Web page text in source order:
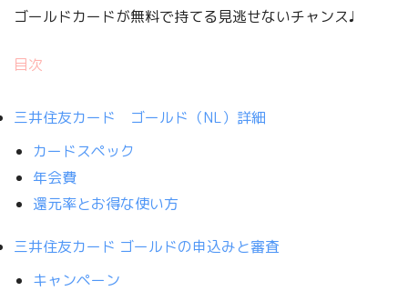
ゴールドカードが無料で持てる見逃せないチャンス♩
目次
三井住友カード ゴールド（NL）詳細
カードスペック
年会費
還元率とお得な使い方
三井住友カード ゴールドの申込みと審査
キャンペーン